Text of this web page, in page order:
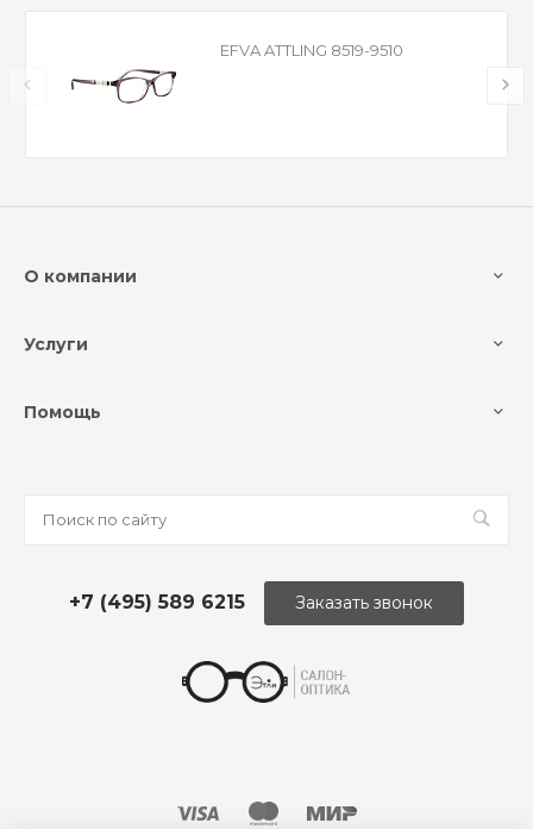
EFVA ATTLING 8519-9510
О компании
Услуги
Помощь
+7 (495) 589 6215 Заказать звонок